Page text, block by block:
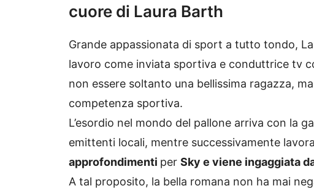
cuore di Laura Barth
Grande appassionata di sport a tutto tondo,
lavoro come inviata sportiva e conduttrice tv
non essere soltanto una bellissima ragazza,
competenza sportiva.
L’esordio nel mondo del pallone arriva con la
emittenti locali, mentre successivamente
approfondimenti per Sky e viene ingaggiata
A tal proposito, la bella romana non ha mai